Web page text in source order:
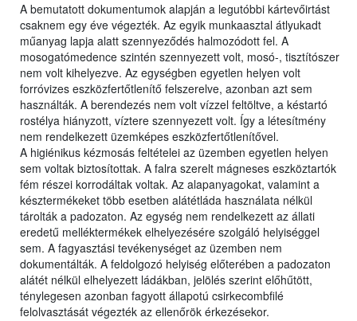
A bemutatott dokumentumok alapján a legutóbbi kártevőirtást
csaknem egy éve végezték. Az egyik munkaasztal átlyukadt
műanyag lapja alatt szennyeződés halmozódott fel. A
mosogatómedence szintén szennyezett volt, mosó-, tisztítószer
nem volt kihelyezve. Az egységben egyetlen helyen volt
forróvizes eszközfertőtlenítő felszerelve, azonban azt sem
használták. A berendezés nem volt vízzel feltöltve, a késtartó
rostélya hiányzott, víztere szennyezett volt. Így a létesítmény
nem rendelkezett üzemképes eszközfertőtlenítővel.
A higiénikus kézmosás feltételei az üzemben egyetlen helyen
sem voltak biztosítottak. A falra szerelt mágneses eszköztartók
fém részei korrodáltak voltak. Az alapanyagokat, valamint a
késztermékeket több esetben alátétláda használata nélkül
tárolták a padozaton. Az egység nem rendelkezett az állati
eredetű melléktermékek elhelyezésére szolgáló helyiséggel
sem. A fagyasztási tevékenységet az üzemben nem
dokumentálták. A feldolgozó helyiség előterében a padozaton
alátét nélkül elhelyezett ládákban, jelölés szerint előhűtött,
ténylegesen azonban fagyott állapotú csirkecombfilé
felolvasztását végezték az ellenőrök érkezésekor.